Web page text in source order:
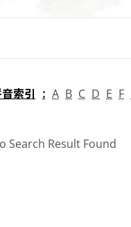
索引 A B C D E F
Search Result Found